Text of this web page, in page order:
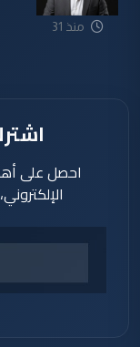
منذ 31
احصل على أهم